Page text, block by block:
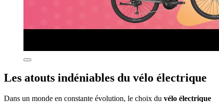
Les atouts indéniables du vélo électrique
Dans un monde en constante évolution, le choix du vélo électrique